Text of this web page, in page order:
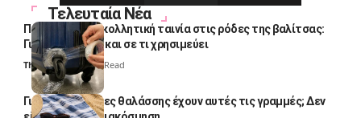
Τελευταία Νέα
Πολλοί βάζουν κολλητική ταινία στις ρόδες της βαλίτσας:
Γιατί το κάνουν και σε τι χρησιμεύει
Thali Ombre 4 Min Read
Γιατί οι πετσέτες θαλάσσης έχουν αυτές τις γραμμές; Δεν